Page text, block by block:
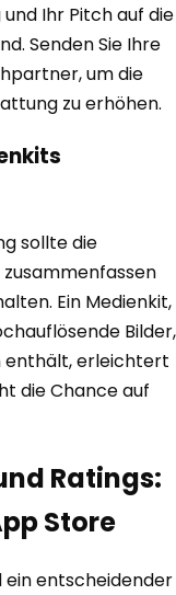
Ihr Pitch auf die
Senden Sie Ihre
um die
zu erhöhen.
sollte die
Ein Medienkit,
Bilder,
enthält, erleichtert
die Chance auf
Ratings:
Store
ein entscheidender